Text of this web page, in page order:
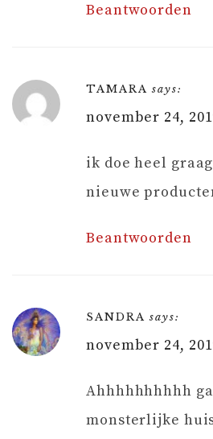
Beantwoorden
TAMARA says:
november 24,
ik doe heel
nieuwe
Beantwoorden
SANDRA says:
november 24,
Ahhhhhhhhhh
monsterlijke